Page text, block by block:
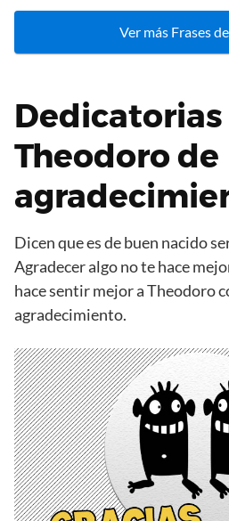
Ver más Frases
Dedicatorias
Theodoro de
Dicen que es de buen nacido
Agradecer algo no te hace
hace sentir mejor a Theodoro
agradecimiento.